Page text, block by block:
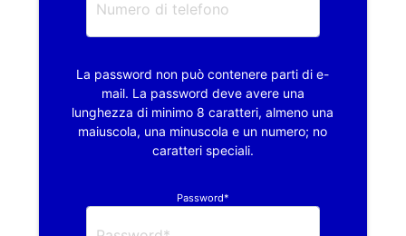
La password non può contenere parti di e-
mail. La password deve avere una
lunghezza di minimo 8 caratteri, almeno una
maiuscola, una minuscola e un numero; no
caratteri speciali.
Password*